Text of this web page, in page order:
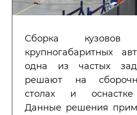
Сборка кузовов
крупногабаритных
одна из частых
решают на
столах и
Данные решения